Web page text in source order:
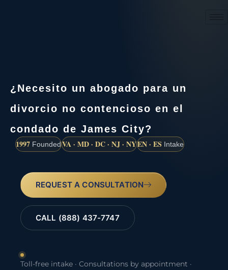
¿Necesito un abogado para un
divorcio no contencioso en el
condado de James City?
1997 FoundedVA · MD · DC · NJ · NYEN · ES Intake
REQUEST A CONSULTATION
CALL (888) 437-7747
Toll-free intake · Consultations by appointment ·